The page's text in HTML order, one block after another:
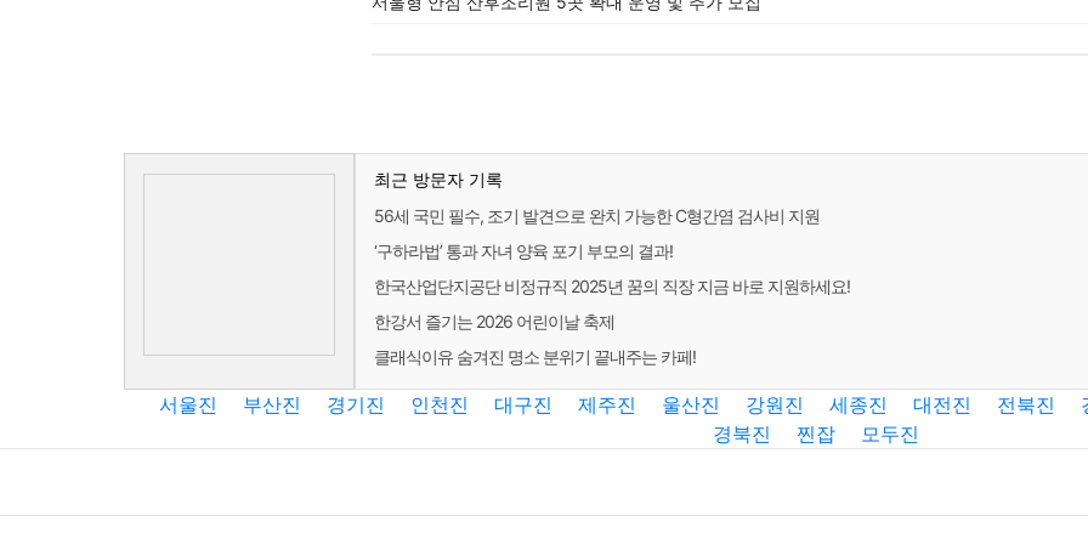
최근 방문자 기록
56세 국민 필수, 조기 발견으로 완치 가능한 C형간염 검사비 지원
‘구하라법’ 통과 자녀 양육 포기 부모의 결과!
한국산업단지공단 비정규직 2025년 꿈의 직장 지금 바로 지원하세요!
한강서 즐기는 2026 어린이날 축제
클래식이유 숨겨진 명소 분위기 끝내주는 카페!
서울진 부산진 경기진 인천진 대구진 제주진 울산진 강원진 세종진 대전진 전북진
경북진
찐잡 모두진